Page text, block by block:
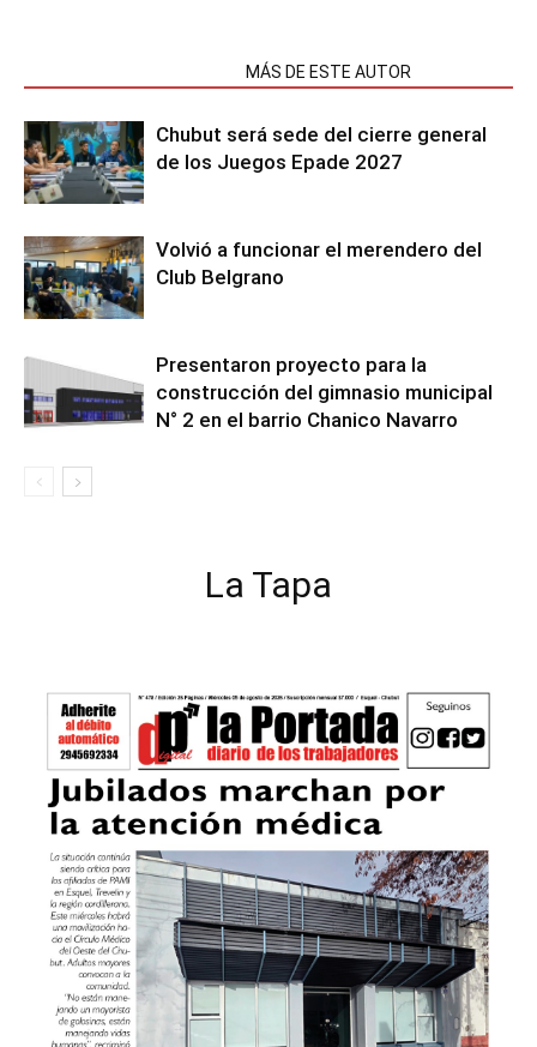
MÁS DE ESTE AUTOR
Chubut será sede del cierre general
de los Juegos Epade 2027
Volvió a funcionar el merendero del
Club Belgrano
Presentaron proyecto para la
construcción del gimnasio municipal
N° 2 en el barrio Chanico Navarro
La Tapa